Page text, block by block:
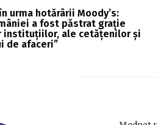
urma hotărârii Moody’s:
a fost păstrat grație
instituțiilor, ale cetățenilor și
de afaceri”